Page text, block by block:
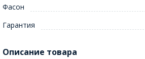
Фасон
Гарантия
Описание товара